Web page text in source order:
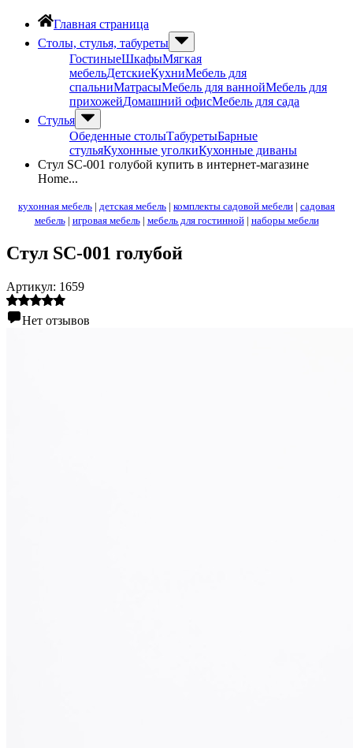
Главная страница
Столы, стулья, табуреты
ГостиныеШкафыМягкая
мебельДетскиеКухниМебель для
спальниМатрасыМебель для ваннойМебель для
прихожейДомашний офисМебель для сада
Стулья
Обеденные столыТабуретыБарные
стульяКухонные уголкиКухонные диваны
Стул SC-001 голубой купить в интернет-магазине
Home...
кухонная мебель | детская мебель | комплекты садовой мебели | садовая
мебель| игровая мебель| мебель для гостинной| наборы мебели
Стул SC-001 голубой
Артикул: 1659
Нет отзывов